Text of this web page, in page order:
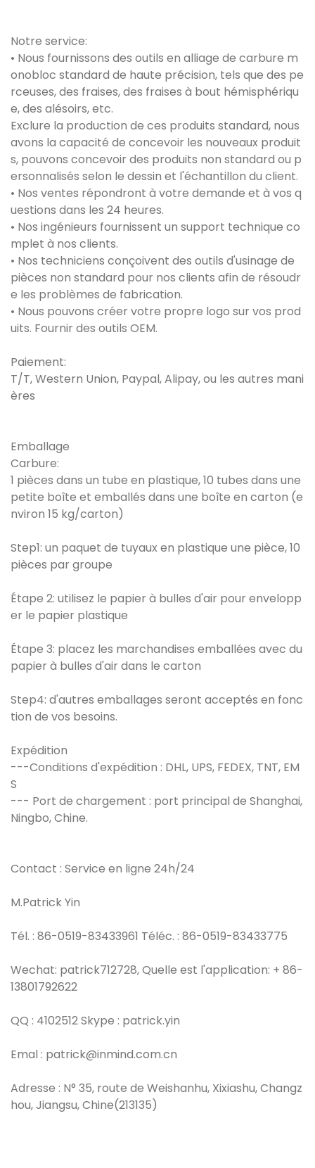
Notre service:
• Nous fournissons des outils en alliage de carbure m
onobloc standard de haute précision, tels que des pe
rceuses, des fraises, des fraises à bout hémisphériqu
e, des alésoirs, etc.
Exclure la production de ces produits standard, nous
avons la capacité de concevoir les nouveaux produit
s, pouvons concevoir des produits non standard ou p
ersonnalisés selon le dessin et l'échantillon du client.
• Nos ventes répondront à votre demande et à vos q
uestions dans les 24 heures.
• Nos ingénieurs fournissent un support technique co
mplet à nos clients.
• Nos techniciens conçoivent des outils d'usinage de
pièces non standard pour nos clients afin de résoudr
e les problèmes de fabrication.
• Nous pouvons créer votre propre logo sur vos prod
uits. Fournir des outils OEM.
Paiement:
T/T, Western Union, Paypal, Alipay, ou les autres mani
ères
Emballage
Carbure:
1 pièces dans un tube en plastique, 10 tubes dans une
petite boîte et emballés dans une boîte en carton (e
nviron 15 kg/carton)
Step1: un paquet de tuyaux en plastique une pièce, 10
pièces par groupe
Étape 2: utilisez le papier à bulles d'air pour envelopp
er le papier plastique
Étape 3: placez les marchandises emballées avec du
papier à bulles d'air dans le carton
Step4: d'autres emballages seront acceptés en fonc
tion de vos besoins.
Expédition
---Conditions d'expédition : DHL, UPS, FEDEX, TNT, EM
S
--- Port de chargement : port principal de Shanghai,
Ningbo, Chine.
Contact : Service en ligne 24h/24
M.Patrick Yin
Tél. : 86-0519-83433961 Téléc. : 86-0519-83433775
Wechat: patrick712728, Quelle est l'application: + 86-
13801792622
QQ : 4102512 Skype : patrick.yin
Emal : patrick@inmind.com.cn
Adresse : N° 35, route de Weishanhu, Xixiashu, Changz
hou, Jiangsu, Chine(213135)